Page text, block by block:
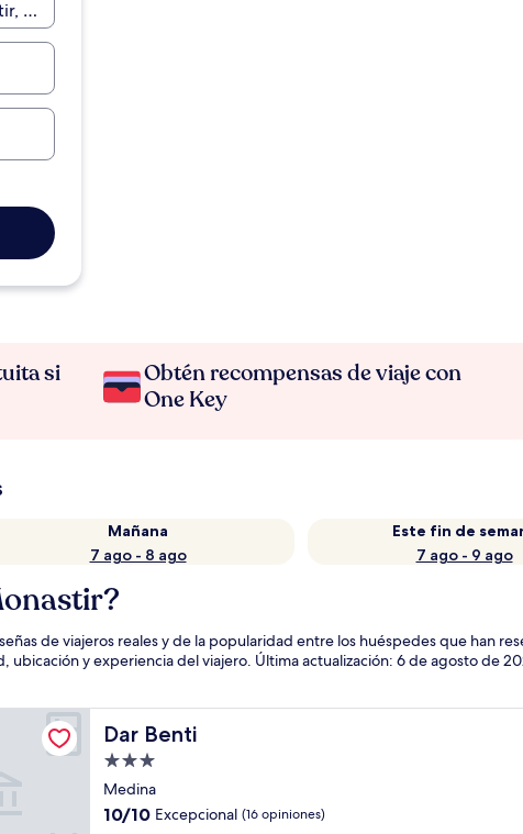
si
Obtén recompensas de viaje con
One Key
Mañana
7 ago - 8 ago
Este fin de
7 ago - 9 ago
de viajeros reales y de la popularidad entre los huéspedes que han
y experiencia del viajero. Última actualización: 6 de agosto de
Dar Benti
Dar Benti
Propiedad
de
3.0
Medina
10.0
10/10 Excepcional (16 opiniones)